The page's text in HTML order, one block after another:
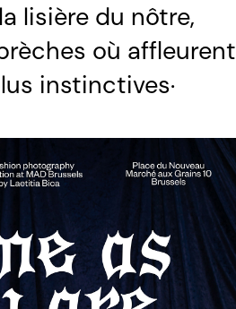
lisière du nôtre,
où affleurent
instinctives..